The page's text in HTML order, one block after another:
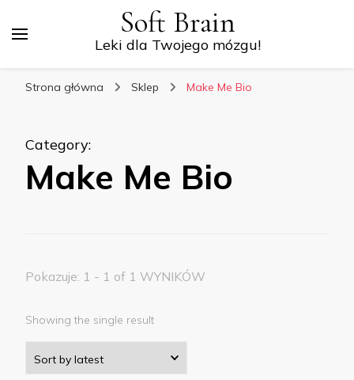
Soft Brain
Leki dla Twojego mózgu!
Strona główna Sklep Make Me Bio
Category:
Make Me Bio
Pokazuje: 1 - 1 of 1 WYNIKÓW
Showing the single result